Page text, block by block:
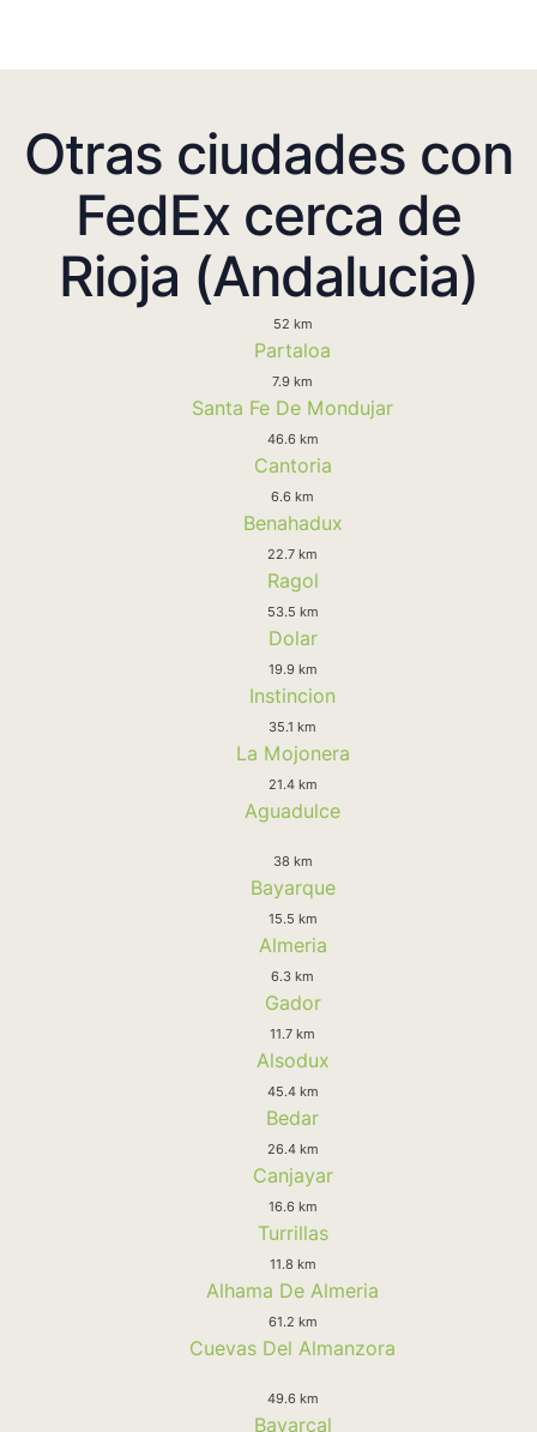
Otras ciudades con
FedEx cerca de
Rioja (Andalucia)
52 km
Partaloa
7.9 km
Santa Fe De Mondujar
46.6 km
Cantoria
6.6 km
Benahadux
22.7 km
Ragol
53.5 km
Dolar
19.9 km
Instincion
35.1 km
La Mojonera
21.4 km
Aguadulce
38 km
Bayarque
15.5 km
Almeria
6.3 km
Gador
11.7 km
Alsodux
45.4 km
Bedar
26.4 km
Canjayar
16.6 km
Turrillas
11.8 km
Alhama De Almeria
61.2 km
Cuevas Del Almanzora
49.6 km
Bayarcal